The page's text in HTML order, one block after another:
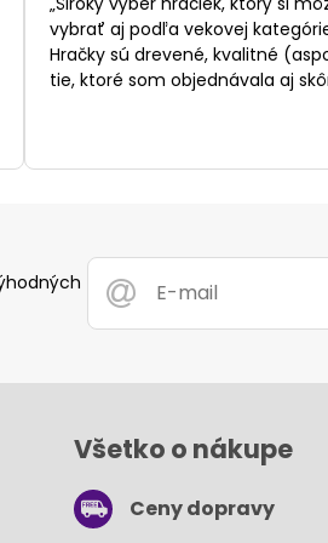
5
vybrať aj podľa vekovej
Hračky sú drevené, kvalitné
tie, ktoré som objednávala aj
Všetko o nákupe
Ceny dopravy